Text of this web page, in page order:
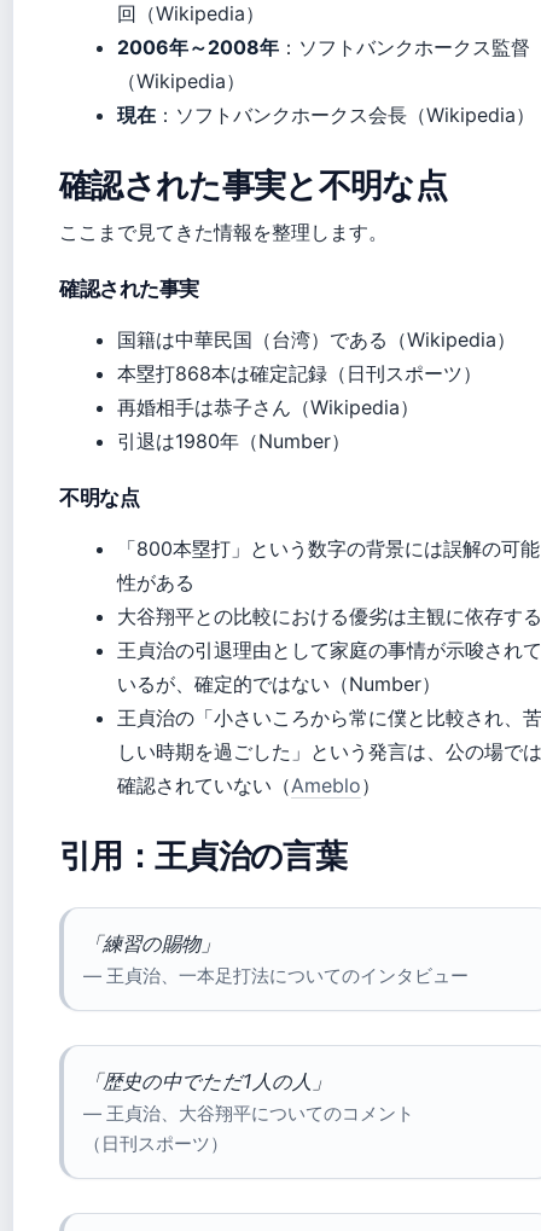
回（Wikipedia）
2006年～2008年 ：ソフトバンクホークス監督
（Wikipedia）
現在 ：ソフトバンクホークス会長（Wikipedia）
確認された事実と不明な点
ここまで見てきた情報を整理します。
確認された事実
国籍は中華民国（台湾）である（Wikipedia）
本塁打868本は確定記録（日刊スポーツ）
再婚相手は恭子さん（Wikipedia）
引退は1980年（Number）
不明な点
「800本塁打」という数字の背景には誤解の可能
性がある
大谷翔平との比較における優劣は主観に依存する
王貞治の引退理由として家庭の事情が示唆されて
いるが、確定的ではない（Number）
王貞治の「小さいころから常に僕と比較され、苦
しい時期を過ごした」という発言は、公の場では
確認されていない（Ameblo）
引用：王貞治の言葉
「練習の賜物」
— 王貞治、一本足打法についてのインタビュー
「歴史の中でただ1人の人」
— 王貞治、大谷翔平についてのコメント
（日刊スポーツ）